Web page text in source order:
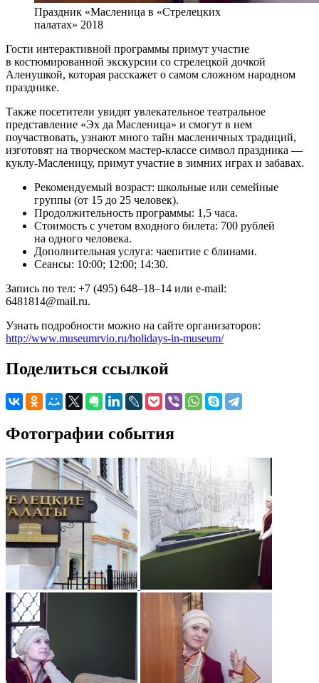
Праздник «Масленица в «Стрелецких
палатах» 2018
Гости интерактивной программы примут участие
в костюмированной экскурсии со стрелецкой дочкой
Аленушкой, которая расскажет о самом сложном народном
празднике.
Также посетители увидят увлекательное театральное
представление «Эх да Масленица» и смогут в нем
поучаствовать, узнают много тайн масленичных традиций,
изготовят на творческом мастер-классе символ праздника —
куклу-Масленицу, примут участие в зимних играх и забавах.
Рекомендуемый возраст: школьные или семейные
группы (от 15 до 25 человек).
Продолжительность программы: 1,5 часа.
Стоимость с учетом входного билета: 700 рублей
на одного человека.
Дополнительная услуга: чаепитие с блинами.
Сеансы: 10:00; 12:00; 14:30.
Запись по тел: +7 (495) 648–18–14 или e-mail:
6481814@mail.ru.
Узнать подробности можно на сайте организаторов:
http://www.museumrvio.ru/holidays-in-museum/
Поделиться ссылкой
Фотографии события